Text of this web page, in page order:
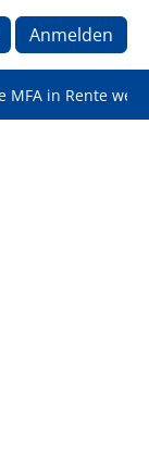
Anmelden
MFA in Rente